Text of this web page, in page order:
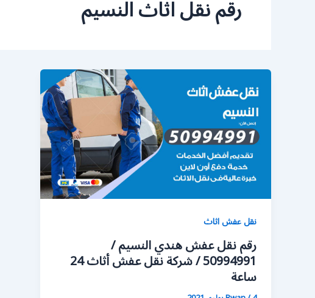
رقم نقل اثاث النسيم
نقل عفش اثاث
رقم نقل عفش هندي النسيم /
50994991 / شركة نقل عفش أثاث 24
ساعة